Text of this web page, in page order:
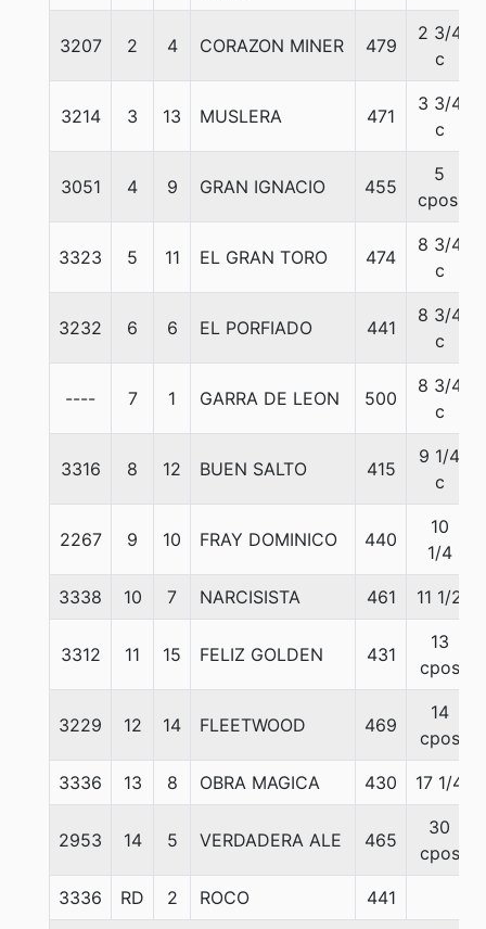
3207 2 4 CORAZON MINER 479
2 3/4
c
3214 3 13 MUSLERA 471
3 3/4
c
3051 4 9 GRAN IGNACIO 455
5
cpos.
3323 5 11 EL GRAN TORO 474
8 3/4
c
3232 6 6 EL PORFIADO 441
8 3/4
c
---- 7 1 GARRA DE LEON 500
8 3/4
c
3316 8 12 BUEN SALTO 415
9 1/4
c
2267 9 10 FRAY DOMINICO 440
10
1/4
3338 10 7 NARCISISTA 461 11 1/2
3312 11 15 FELIZ GOLDEN 431
13
cpos
3229 12 14 FLEETWOOD 469
14
cpos
3336 13 8 OBRA MAGICA 430 17 1/4
2953 14 5 VERDADERA ALE 465
30
cpos
3336 RD 2 ROCO 441